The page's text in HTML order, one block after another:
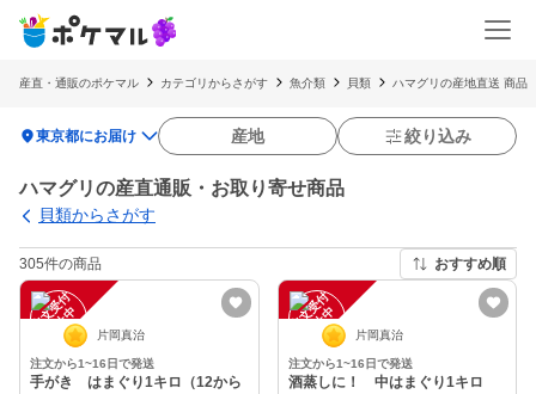
産直・通販のポケマル カテゴリからさがす 魚介類 貝類 ハマグリの産地直送 商品
location_on東京都にお届け 産地 絞り込み
ハマグリの産直通販・お取り寄せ商品
貝類からさがす
305件の商品 おすすめ順
注
文
受
付
停
止
中 片岡真治
注文から1~16日で発送
手がき はまぐり1キロ（12から
注
文
受
付
停
止
中 片岡真治
注文から1~16日で発送
酒蒸しに！ 中はまぐり1キロ